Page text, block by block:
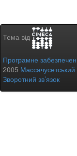
Тема від
Програмне
2005 Массачусетський
Зворотний зв’язок